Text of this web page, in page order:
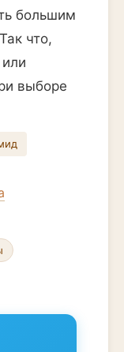
большим
что,
или
выборе